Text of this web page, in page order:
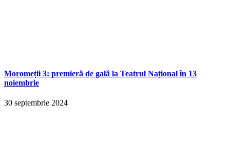
Moromeții 3: premieră de gală la Teatrul Național în 13
noiembrie
30 septembrie 2024